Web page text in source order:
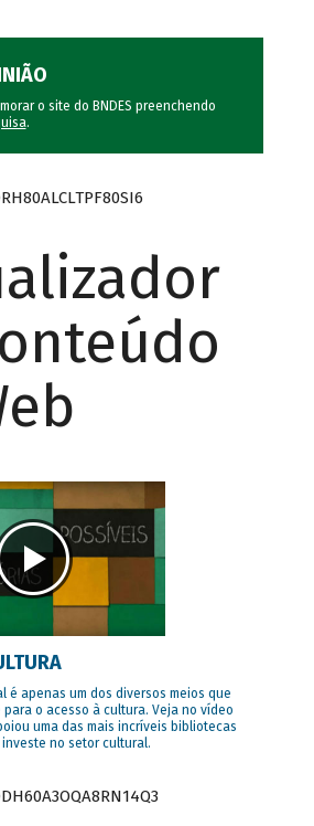
o site do BNDES preenchendo
.
é apenas um dos diversos meios que
para o acesso à cultura. Veja no vídeo
uma das mais incríveis bibliotecas
no setor cultural.